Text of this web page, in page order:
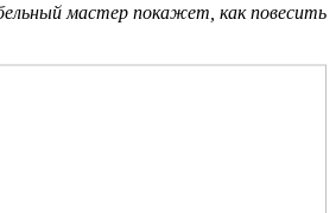
мастер покажет, как повесить